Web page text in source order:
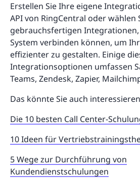
Erstellen Sie Ihre eigene
API von RingCentral oder wählen
gebrauchsfertigen
System verbinden können, um
effizienter zu gestalten. Einige
Integrationsoptionen umfassen
Teams, Zendesk, Zapier,
Das könnte Sie auch
Die 10 besten Call Center-
10 Ideen für
5 Wege zur Durchführung von
Kundendienstschulungen